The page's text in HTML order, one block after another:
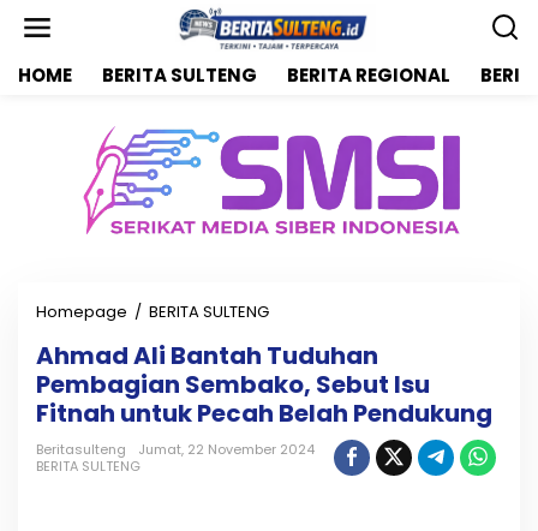
HOME BERITA SULTENG BERITA REGIONAL
Homepage / BERITA SULTENG
m
a
d
A
l
Ahmad Ali Bantah Tuduhan
Pembagian Sembako, Sebut Isu
Fitnah untuk Pecah Belah Pendukung
Beritasulteng
Jumat, 22 November 2024
BERITA SULTENG